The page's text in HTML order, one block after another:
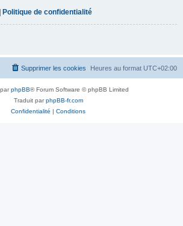
| Politique de confidentialité
Heures au format UTC+02:00
Supprimer les cookies
phpBB® Forum Software © phpBB Limited
Traduit parphpBB-fr.com
Confidentialité | Conditions